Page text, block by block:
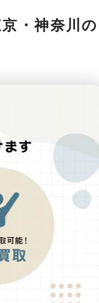
・神奈川